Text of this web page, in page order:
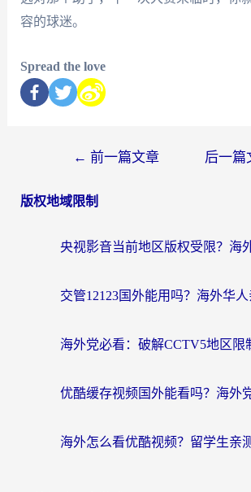
容的球迷。
Spread the love
← 前一篇文章 后一篇
版权地域限制